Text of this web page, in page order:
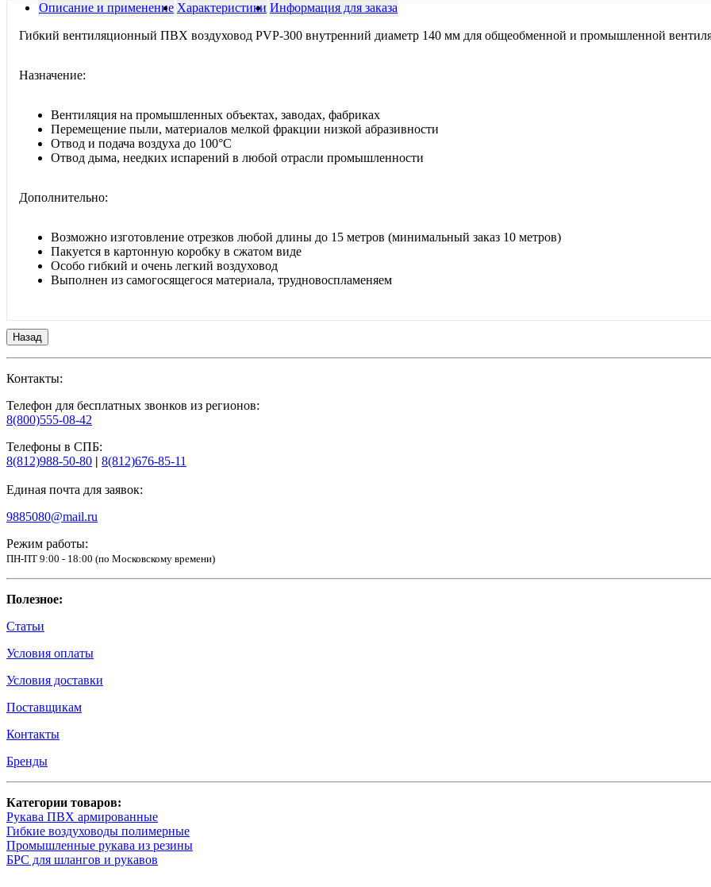
Описание и применение Характеристики Информация для заказа
Гибкий вентиляционный ПВХ воздуховод PVP-300 внутренний диаметр 140 мм для общеобменной и промышленной
Назначение:
Вентиляция на промышленных объектах, заводах, фабриках
Перемещение пыли, материалов мелкой фракции низкой абразивности
Отвод и подача воздуха до 100°С
Отвод дыма, неедких испарений в любой отрасли промышленности
Дополнительно:
Возможно изготовление отрезков любой длины до 15 метров (минимальный заказ 10 метров)
Пакуется в картонную коробку в сжатом виде
Особо гибкий и очень легкий воздуховод
Выполнен из самогосящегося материала, трудновоспламеняем
Контакты:
Телефон для бесплатных звонков из регионов:
8(800)555-08-42
Телефоны в СПБ:
8(812)988-50-80 | 8(812)676-85-11
Единая почта для заявок:
9885080@mail.ru
Режим работы:
ПН-ПТ 9:00 - 18:00 (по Московскому времени)
Полезное:
Статьи
Условия оплаты
Условия доставки
Поставщикам
Контакты
Бренды
Категории товаров:
Рукава ПВХ армированные
Гибкие воздуховоды полимерные
Промышленные рукава из резины
БРС для шлангов и рукавов